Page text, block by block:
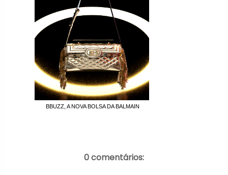
BBUZZ, A NOVA BOLSA DA BALMAIN
0 comentários: